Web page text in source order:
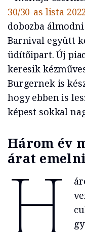
30/30-as lista
dobozba
Barnival együtt
üdítőipart. Új
keresik
Burgernek is
hogy ebben is
képest sokkal
Három év
árat emelni
H